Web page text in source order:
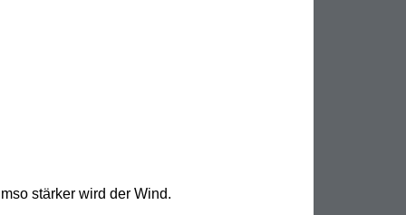
stärker wird der Wind.